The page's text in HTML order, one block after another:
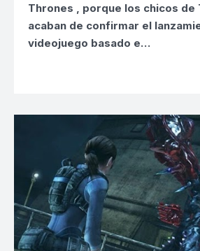
Thrones , porque los chicos de
acaban de confirmar el
videojuego basado e…